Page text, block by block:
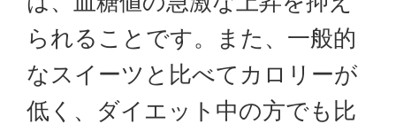
られることです。また、一般的
なスイーツと比べてカロリーが
低く、ダイエット中の方でも比